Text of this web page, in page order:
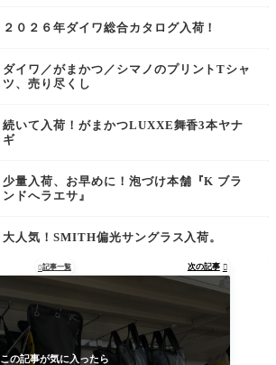
２０２６年ダイワ総合カタログ入荷！
ダイワ／がまかつ／シマノのプリントTシャ
ツ、売り尽くし
続いて入荷！がまかつLUXXE舞香3本ヤナ
ギ
少量入荷、お早めに！泡づけ本舗『K ブラ
ンドへラエサ』
大人気！SMITH偏光サングラス入荷。
記事一覧 次の記事 
この記事が気に入ったら